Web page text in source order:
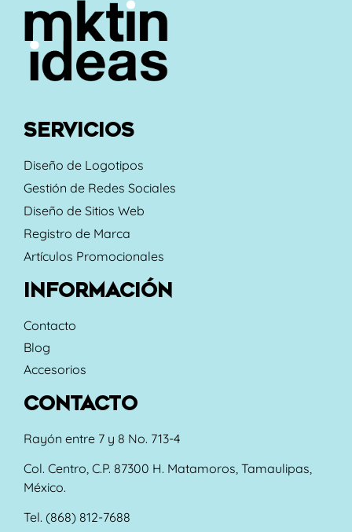
SERVICIOS
Diseño de Logotipos
Gestión de Redes Sociales
Diseño de Sitios Web
Registro de Marca
Artículos Promocionales
INFORMACIÓN
Contacto
Blog
Accesorios
CONTACTO
Rayón entre 7 y 8 No. 713-4
Col. Centro, C.P. 87300 H. Matamoros, Tamaulipas,
México.
Tel. (868) 812-7688